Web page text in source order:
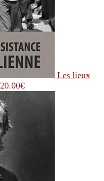
Les lieux
20.00€